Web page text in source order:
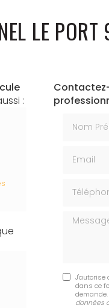
LE PORT
:
Message
J'autorise
dans ce
demande.
données